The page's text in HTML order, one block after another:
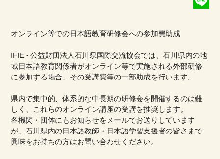
オンライン等での日本語教育研修会への参加費助成
IFIE - 公益財団法人石川県国際交流協会では、石川県内の地
域日本語教育関係者がオンライン等で実施される外部研修
に参加する場合、その受講費等の一部助成を行います。
県内で集中的、体系的な中長期の研修会を開催するのは難
しく、これらのオンライン講座の受講を推奨します。
各機関・団体にもお知らせをメールでお送りしています
が、石川県内の日本語教師・日本語学習支援者の皆さまで
興味をお持ちの方はお問い合わせください。